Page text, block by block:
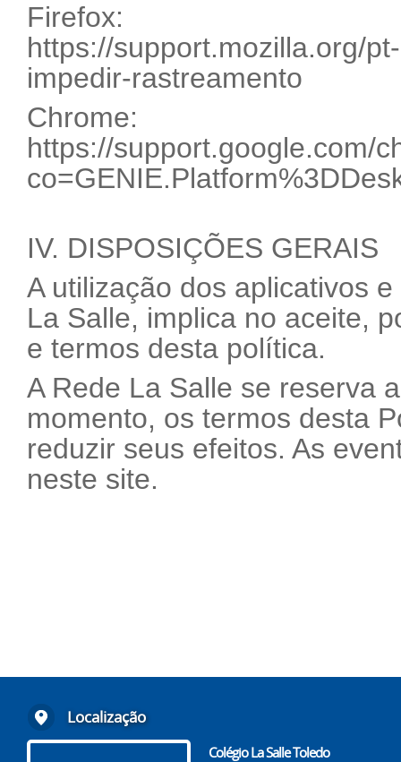
Firefox:
https://support.mozilla.org/
impedir-rastreamento
Chrome:
https://support.google.com/
IV. DISPOSIÇÕES GERAIS
A utilização dos aplicativos
La Salle, implica no aceite,
e termos desta política.
A Rede La Salle se reserva
momento, os termos desta
reduzir seus efeitos. As
neste site.
Localização
Colégio La Salle Toledo